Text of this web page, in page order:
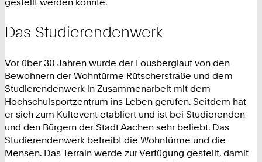
Das Studierendenwerk
Vor über 30 Jahren wurde der Lousberglauf von den
Bewohnern der Wohntürme Rütscherstraße und dem
Studierendenwerk in Zusammenarbeit mit dem
Hochschulsportzentrum ins Leben gerufen. Seitdem hat
er sich zum Kultevent etabliert und ist bei Studierenden
und den Bürgern der Stadt Aachen sehr beliebt. Das
Studierendenwerk betreibt die Wohntürme und die
Mensen. Das Terrain werde zur Verfügung gestellt, damit